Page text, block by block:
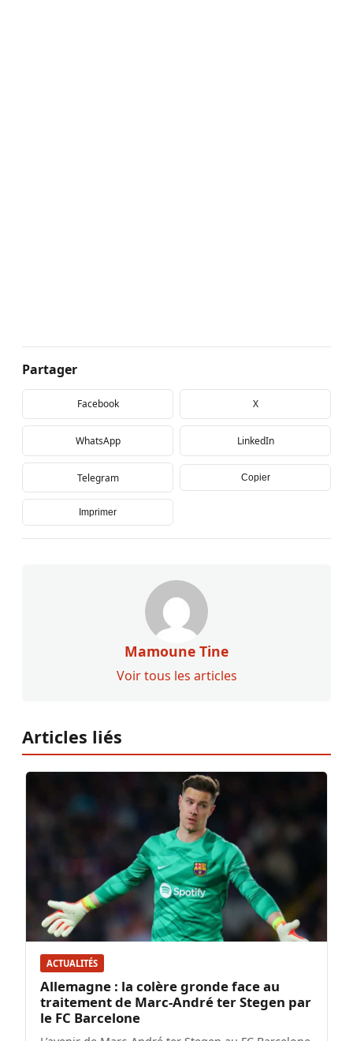
Partager
Facebook X
WhatsApp LinkedIn
Telegram Copier
Imprimer
Mamoune Tine
Voir tous les articles
Articles liés
ACTUALITÉS
Allemagne : la colère gronde face au
traitement de Marc-André ter Stegen par
le FC Barcelone